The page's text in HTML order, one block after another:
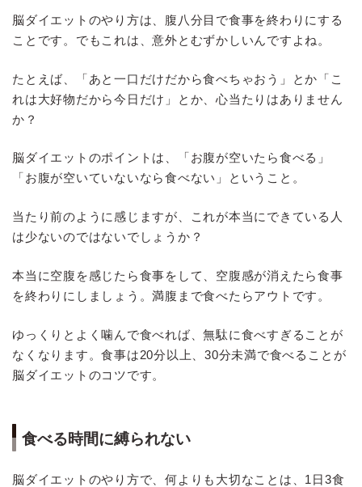
脳ダイエットのやり方は、腹八分目で食事を終わりにする
ことです。でもこれは、意外とむずかしいんですよね。
たとえば、「あと一口だけだから食べちゃおう」とか「こ
れは大好物だから今日だけ」とか、心当たりはありません
か？
脳ダイエットのポイントは、「お腹が空いたら食べる」
「お腹が空いていないなら食べない」ということ。
当たり前のように感じますが、これが本当にできている人
は少ないのではないでしょうか？
本当に空腹を感じたら食事をして、空腹感が消えたら食事
を終わりにしましょう。満腹まで食べたらアウトです。
ゆっくりとよく噛んで食べれば、無駄に食べすぎることが
なくなります。食事は20分以上、30分未満で食べることが
脳ダイエットのコツです。
食べる時間に縛られない
脳ダイエットのやり方で、何よりも大切なことは、1日3食